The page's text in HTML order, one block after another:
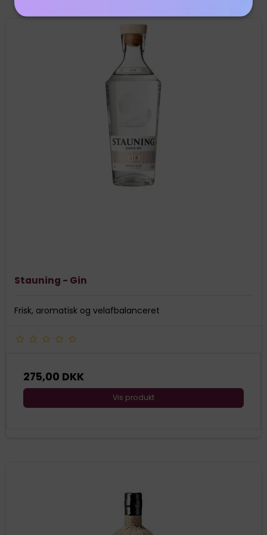
Stauning - Gin
Frisk, aromatisk og velafbalanceret
275,00 DKK
Vis produkt